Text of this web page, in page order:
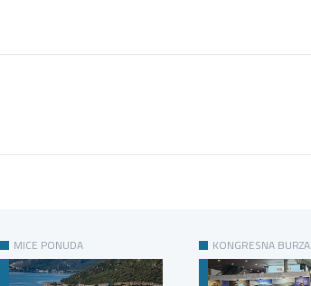
MICE PONUDA KONGRESNA BURZA